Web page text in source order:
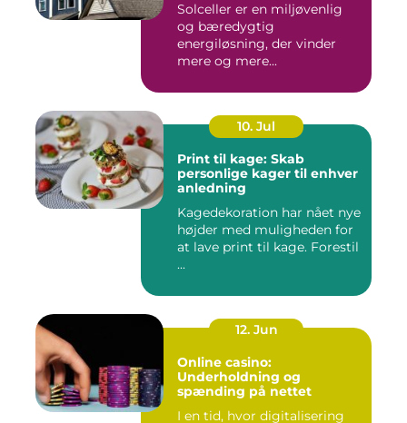
Solceller er en miljøvenlig
og bæredygtig
energiløsning, der vinder
mere og mere...
10. Jul
Print til kage: Skab
personlige kager til enhver
anledning
Kagedekoration har nået nye
højder med muligheden for
at lave print til kage. Forestil
...
12. Jun
Online casino:
Underholdning og
spænding på nettet
I en tid, hvor digitalisering